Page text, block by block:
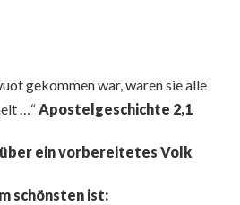
gekommen war, waren sie alle
…“ Apostelgeschichte 2,1
über ein vorbereitetes Volk
schönsten ist: